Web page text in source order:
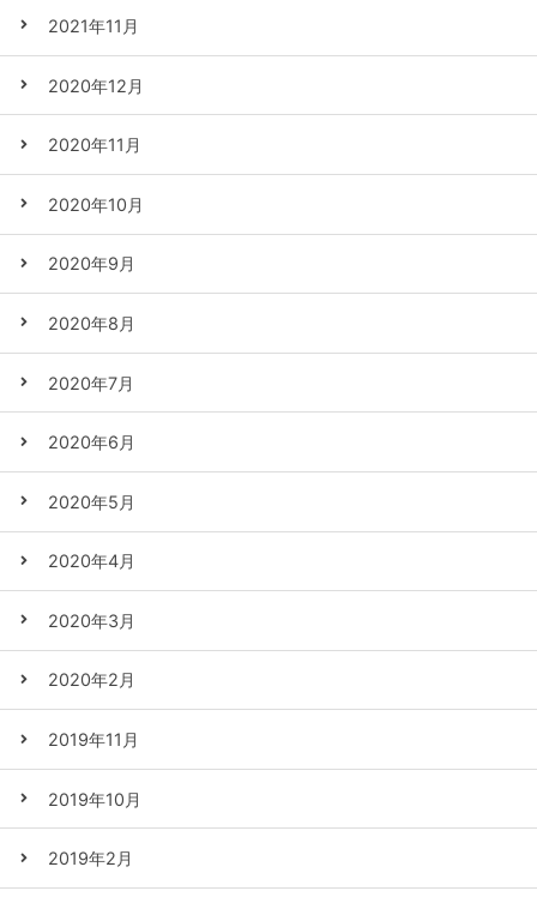
2021年11月
2020年12月
2020年11月
2020年10月
2020年9月
2020年8月
2020年7月
2020年6月
2020年5月
2020年4月
2020年3月
2020年2月
2019年11月
2019年10月
2019年2月